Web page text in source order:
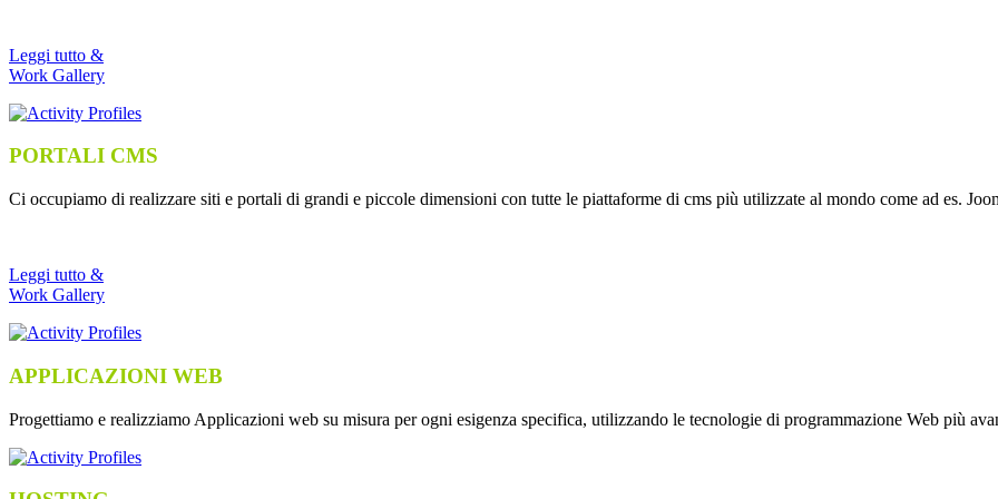
Leggi tutto &
Work Gallery
PORTALI CMS
Ci occupiamo di realizzare siti e portali di grandi e piccole dimensioni con tutte le piattaforme di cms più utilizzate al mondo come ad es.
Leggi tutto &
Work Gallery
APPLICAZIONI WEB
Progettiamo e realizziamo Applicazioni web su misura per ogni esigenza specifica, utilizzando le tecnologie di programmazione Web più